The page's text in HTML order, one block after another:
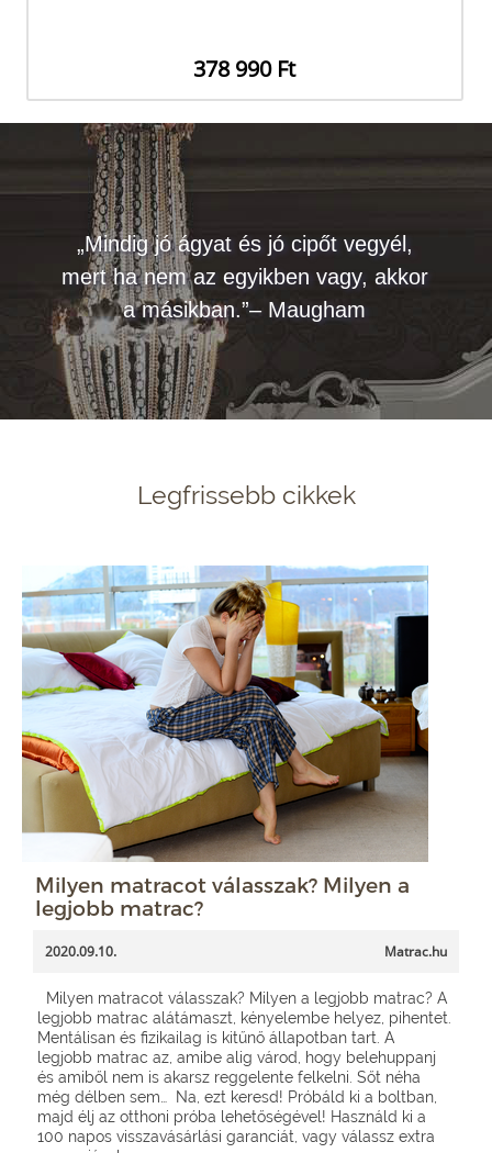
378 990 Ft
„Mindig jó ágyat és jó cipőt vegyél,
mert ha nem az egyikben vagy, akkor
a másikban.”– Maugham
Legfrissebb cikkek
Milyen matracot válasszak? Milyen a
legjobb matrac?
2020.09.10. Matrac.hu
Milyen matracot válasszak? Milyen a legjobb matrac? A
legjobb matrac alátámaszt, kényelembe helyez, pihentet.
Mentálisan és fizikailag is kitűnő állapotban tart. A
legjobb matrac az, amibe alig várod, hogy belehuppanj
és amiből nem is akarsz reggelente felkelni. Sőt néha
még délben sem… Na, ezt keresd! Próbáld ki a boltban,
majd élj az otthoni próba lehetőségével! Használd ki a
100 napos visszavásárlási garanciát, vagy válassz extra